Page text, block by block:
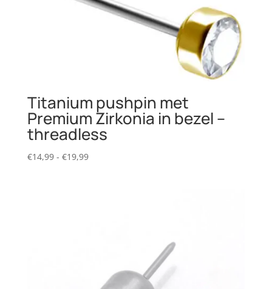
Titanium pushpin met
Premium Zirkonia in bezel –
threadless
€14,99 - €19,99Prijsklasse: